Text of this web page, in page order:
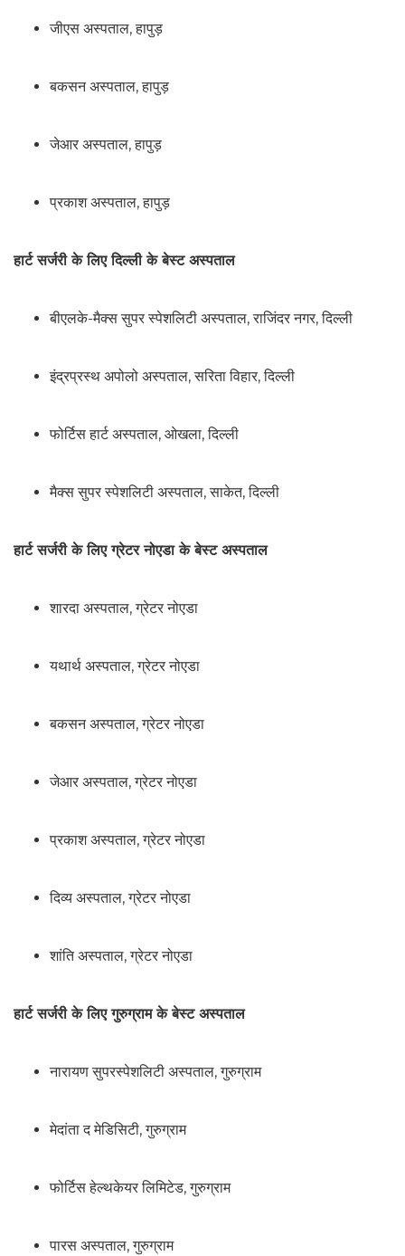
जीएस अस्पताल, हापुड़
बकसन अस्पताल, हापुड़
जेआर अस्पताल, हापुड़
प्रकाश अस्पताल, हापुड़
हार्ट सर्जरी के लिए दिल्ली के बेस्ट अस्पताल
बीएलके-मैक्स सुपर स्पेशलिटी अस्पताल, राजिंदर नगर, दिल्ली
इंद्रप्रस्थ अपोलो अस्पताल, सरिता विहार, दिल्ली
फोर्टिस हार्ट अस्पताल, ओखला, दिल्ली
मैक्स सुपर स्पेशलिटी अस्पताल, साकेत, दिल्ली
हार्ट सर्जरी के लिए ग्रेटर नोएडा के बेस्ट अस्पताल
शारदा अस्पताल, ग्रेटर नोएडा
यथार्थ अस्पताल, ग्रेटर नोएडा
बकसन अस्पताल, ग्रेटर नोएडा
जेआर अस्पताल, ग्रेटर नोएडा
प्रकाश अस्पताल, ग्रेटर नोएडा
दिव्य अस्पताल, ग्रेटर नोएडा
शांति अस्पताल, ग्रेटर नोएडा
हार्ट सर्जरी के लिए गुरुग्राम के बेस्ट अस्पताल
नारायण सुपरस्पेशलिटी अस्पताल, गुरुग्राम
मेदांता द मेडिसिटी, गुरुग्राम
फोर्टिस हेल्थकेयर लिमिटेड, गुरुग्राम
पारस अस्पताल, गुरुग्राम